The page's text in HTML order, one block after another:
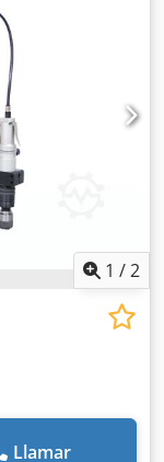
•M3
31 •M8
31 •M12
31 Cedoxaaa
neumático -
de corte
de corte
de
según
1 /2
Llamar